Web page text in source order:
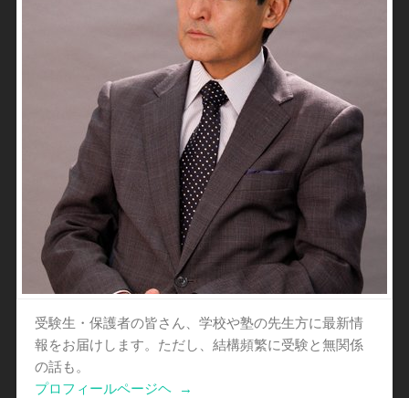
受験生・保護者の皆さん、学校や塾の先生方に最新情
報をお届けします。ただし、結構頻繁に受験と無関係
の話も。
プロフィールページヘ
→